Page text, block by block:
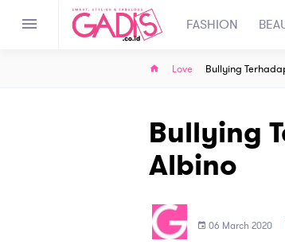
FASHION
Love Bullying
Bullying
Albino
06 March 2020